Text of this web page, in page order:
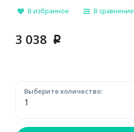
В избранное В сравнение
3 038 p
Выберите количество: